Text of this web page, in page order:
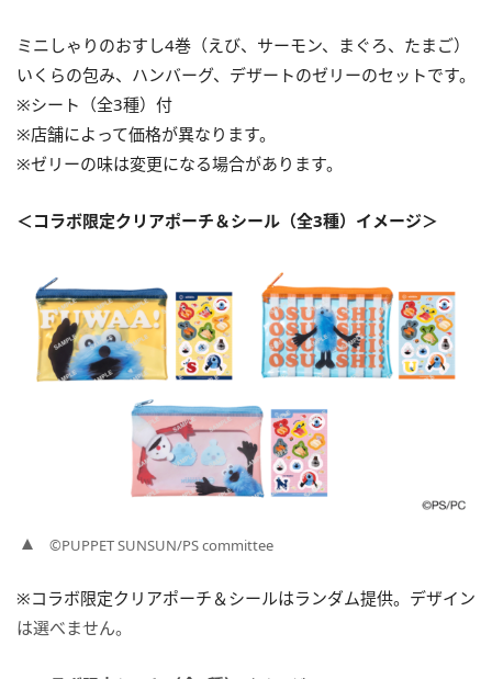
ミニしゃりのおすし4巻（えび、サーモン、まぐろ、たまご）
いくらの包み、ハンバーグ、デザートのゼリーのセットです。
※シート（全3種）付
※店舗によって価格が異なります。
※ゼリーの味は変更になる場合があります。
＜コラボ限定クリアポーチ＆シール（全3種）イメージ＞
©PUPPET SUNSUN/PS committee
※コラボ限定クリアポーチ＆シールはランダム提供。デザイン
は選べません。